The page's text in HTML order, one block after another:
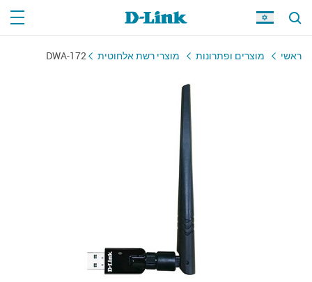
ראשי מוצרים ופתרונות מוצרי רשת אלחוטית DWA-172